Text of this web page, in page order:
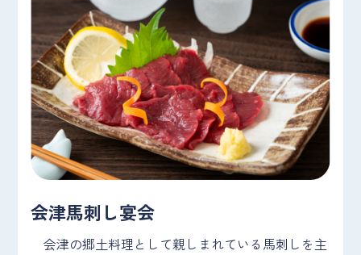
会津馬刺し宴会
会津の郷土料理として親しまれている馬刺しを主